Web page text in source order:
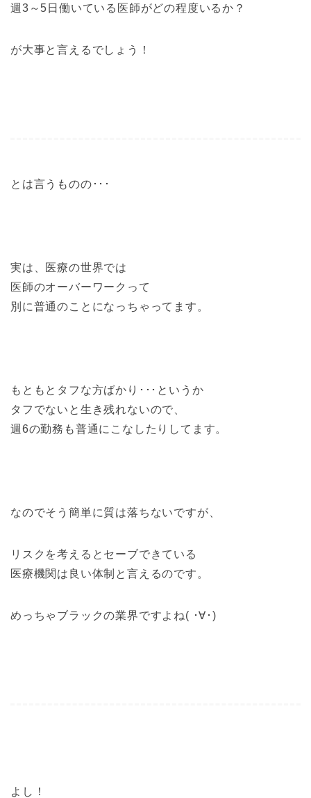
週3～5日働いている医師がどの程度いるか？
が大事と言えるでしょう！
とは言うものの･･･
実は、医療の世界では
医師のオーバーワークって
別に普通のことになっちゃってます。
もともとタフな方ばかり･･･というか
タフでないと生き残れないので、
週6の勤務も普通にこなしたりしてます。
なのでそう簡単に質は落ちないですが、
リスクを考えるとセーブできている
医療機関は良い体制と言えるのです。
めっちゃブラックの業界ですよね( ･∀･)
よし！